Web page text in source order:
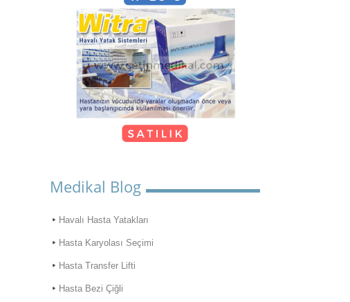
Hasta Karyolası Güzelbahçe
SANDALYE
Medikal Blog
Havalı Hasta Yatakları
Hasta Karyolası Seçimi
Hasta Transfer Lifti
Hasta Bezi Çiğli